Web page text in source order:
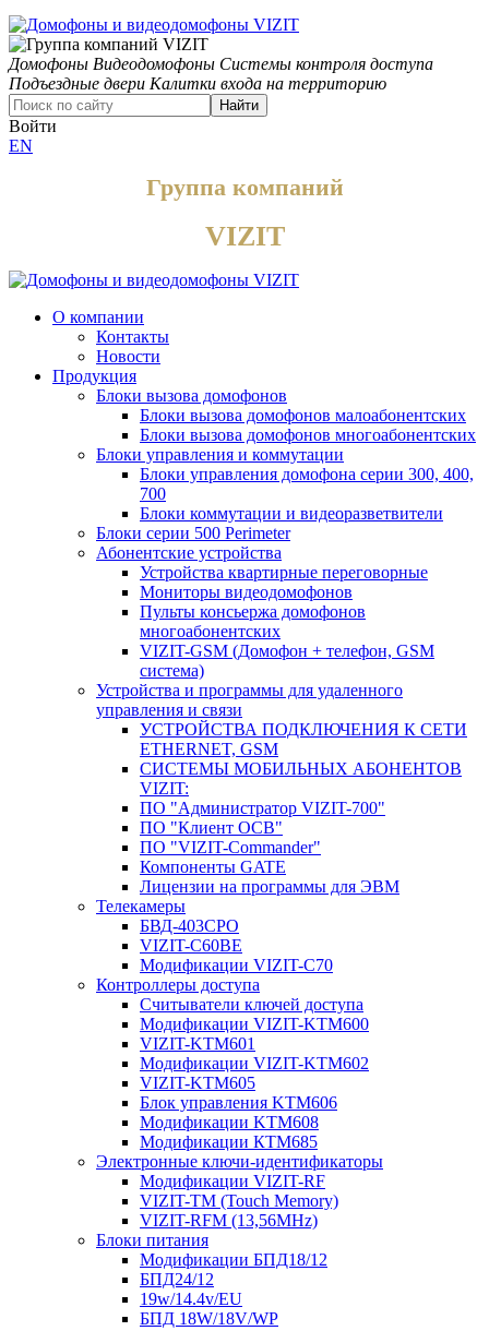
Домофоны Видеодомофоны Системы контроля доступа
Подъездные двери Калитки входа на территорию
Найти
Войти
EN
Группа компаний
VIZIT
О компании
Контакты
Новости
Продукция
Блоки вызова домофонов
Блоки вызова домофонов малоабонентских
Блоки вызова домофонов многоабонентских
Блоки управления и коммутации
Блоки управления домофона серии 300, 400,
700
Блоки коммутации и видеоразветвители
Блоки серии 500 Perimeter
Абонентские устройства
Устройства квартирные переговорные
Мониторы видеодомофонов
Пульты консьержа домофонов
многоабонентских
VIZIT-GSM (Домофон + телефон, GSM
система)
Устройства и программы для удаленного
управления и связи
УСТРОЙСТВА ПОДКЛЮЧЕНИЯ К СЕТИ
ETHERNET, GSM
CИСТЕМЫ МОБИЛЬНЫХ АБОНЕНТОВ
VIZIT:
ПО "Администратор VIZIT-700"
ПО "Клиент ОСВ"
ПО "VIZIT-Commander"
Компоненты GATE
Лицензии на программы для ЭВМ
Телекамеры
БВД-403СРО
VIZIT-С60BE
Модификации VIZIT-C70
Контроллеры доступа
Считыватели ключей доступа
Модификации VIZIT-KTM600
VIZIT-KTM601
Модификации VIZIT-KTM602
VIZIT-KTM605
Блок управления KTM606
Модификации KTM608
Модификации КТМ685
Электронные ключи-идентификаторы
Модификации VIZIT-RF
VIZIT-TM (Touch Memory)
VIZIT-RFM (13,56MHz)
Блоки питания
Модификации БПД18/12
БПД24/12
19w/14.4v/EU
БПД 18W/18V/WP